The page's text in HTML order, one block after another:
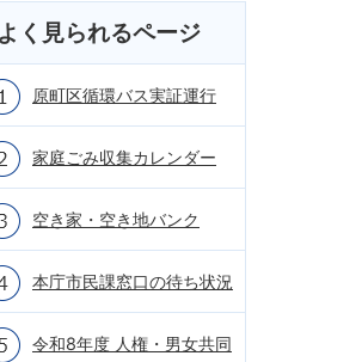
よく見られるページ
原町区循環バス実証運行
家庭ごみ収集カレンダー
空き家・空き地バンク
本庁市民課窓口の待ち状況
令和8年度 人権・男女共同